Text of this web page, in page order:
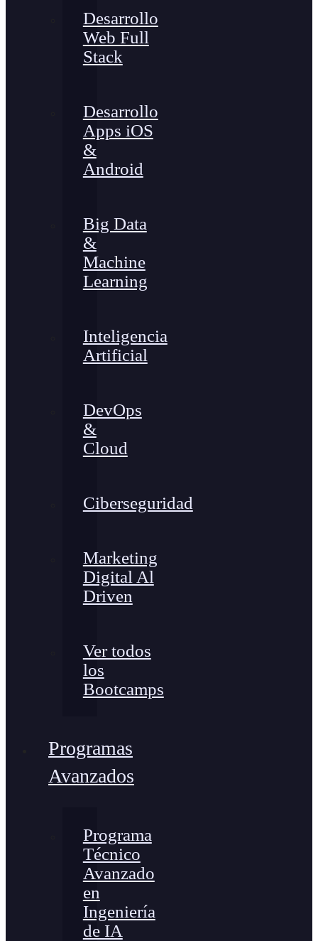
Desarrollo
Web Full
Stack
Desarrollo
Apps iOS
&
Android
Big Data
&
Machine
Learning
Inteligencia
Artificial
DevOps
&
Cloud
Ciberseguridad
Marketing
Digital Al
Driven
Ver todos
los
Bootcamps
Programas
Avanzados
Programa
Técnico
Avanzado
en
Ingeniería
de IA